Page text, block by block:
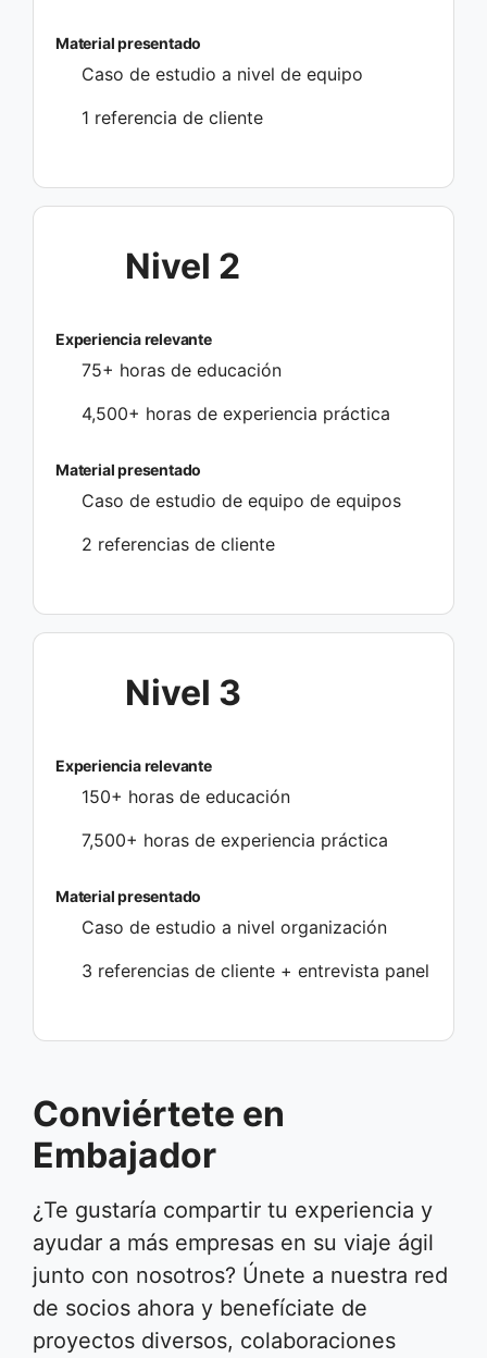
Material presentado
Caso de estudio a nivel de equipo
1 referencia de cliente
Nivel 2
Experiencia relevante
75+ horas de educación
4,500+ horas de experiencia práctica
Material presentado
Caso de estudio de equipo de equipos
2 referencias de cliente
Nivel 3
Experiencia relevante
150+ horas de educación
7,500+ horas de experiencia práctica
Material presentado
Caso de estudio a nivel organización
3 referencias de cliente + entrevista panel
Conviértete en
Embajador
¿Te gustaría compartir tu experiencia y
ayudar a más empresas en su viaje ágil
junto con nosotros? Únete a nuestra red
de socios ahora y benefíciate de
proyectos diversos, colaboraciones